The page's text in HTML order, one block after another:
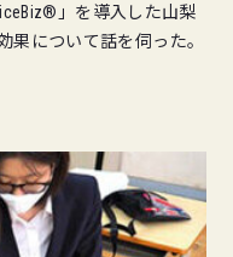
」を導入した山梨
果について話を伺った。